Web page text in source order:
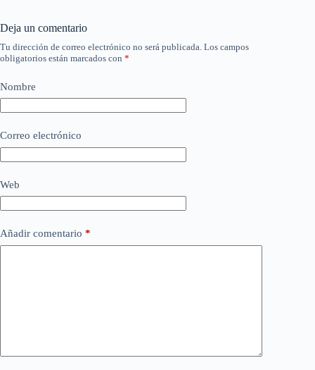
Deja un comentario
Tu dirección de correo electrónico no será publicada. Los campos
obligatorios están marcados con *
Nombre
Correo electrónico
Web
Añadir comentario *